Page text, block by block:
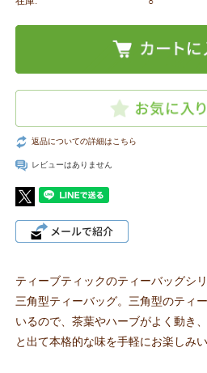
返品についての詳細はこちら
レビューはありません
ティーブティックのティーバッグシ
三角型ティーバッグ。三角型のティ
いるので、茶葉やハーブがよく動き
と出て本格的な味を手軽にお楽しみ